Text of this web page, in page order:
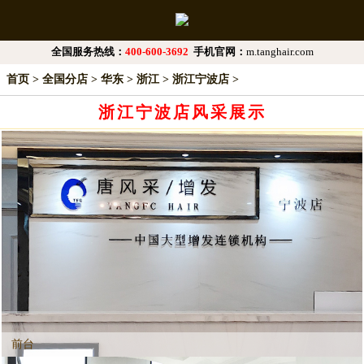
全国服务热线： 400-600-3692 手机官网： m.tanghair.com
首页 > 全国分店 > 华东 > 浙江> 浙江宁波店 >
浙江宁波店风采展示
前台